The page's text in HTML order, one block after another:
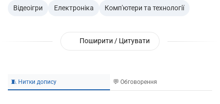
Відеоігри Електроніка Комп'ютери та технології
Поширити / Цитувати
🧵 Нитки допису 💬 Обговорення